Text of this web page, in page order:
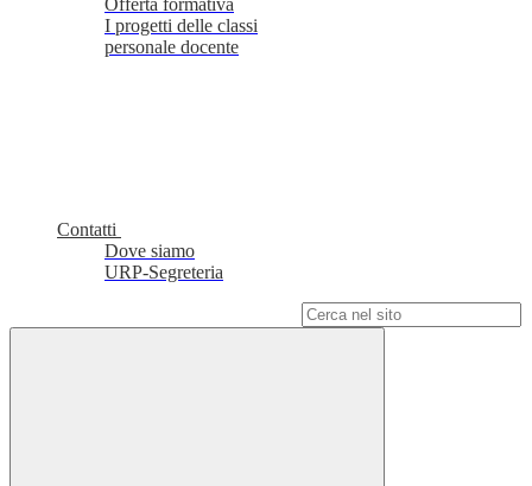
Offerta formativa
I progetti delle classi
personale docente
Contatti
Dove siamo
URP-Segreteria